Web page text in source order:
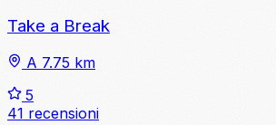
Take a Break
A 7.75 km
5
41 recensioni